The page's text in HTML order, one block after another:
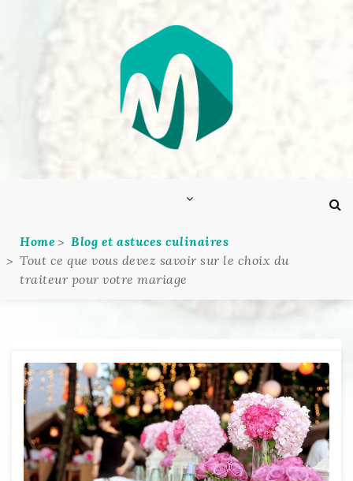
Home
Blog et astuces culinaires
Tout ce que vous devez savoir sur le choix du
traiteur pour votre mariage